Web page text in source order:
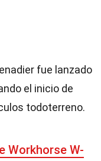
fue lanzado
el inicio de
todoterreno.
Workhorse W-